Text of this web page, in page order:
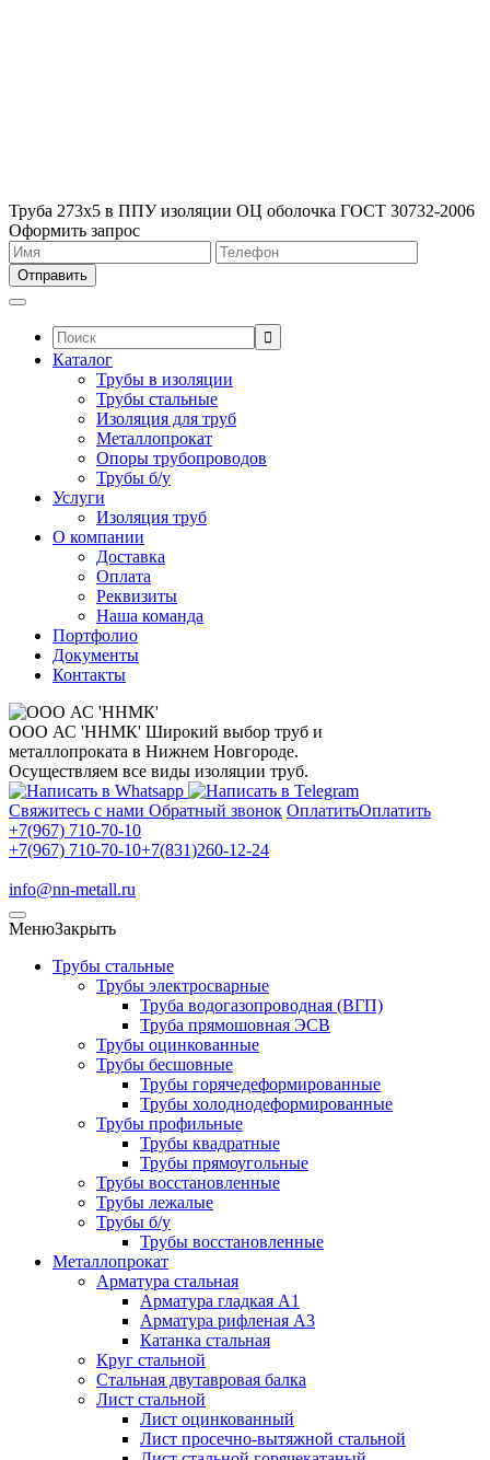
Труба 273х5 в ППУ изоляции ОЦ оболочка ГОСТ 30732-2006
Оформить запрос
Поиск:
Каталог
Трубы в изоляции
Трубы стальные
Изоляция для труб
Металлопрокат
Опоры трубопроводов
Трубы б/у
Услуги
Изоляция труб
О компании
Доставка
Оплата
Реквизиты
Наша команда
Портфолио
Документы
Контакты
ООО АС 'ННМК' Широкий выбор труб и
металлопроката в Нижнем Новгороде.
Осуществляем все виды изоляции труб.
Свяжитесь с нами Обратный звонок ОплатитьОплатить
+7(967) 710-70-10
+7(967) 710-70-10+7(831)260-12-24
info@nn-metall.ru
МенюЗакрыть
Трубы стальные
Трубы электросварные
Труба водогазопроводная (ВГП)
Труба прямошовная ЭСВ
Трубы оцинкованные
Трубы бесшовные
Трубы горячедеформированные
Трубы холоднодеформированные
Трубы профильные
Трубы квадратные
Трубы прямоугольные
Трубы восстановленные
Трубы лежалые
Трубы б/у
Трубы восстановленные
Металлопрокат
Арматура стальная
Арматура гладкая А1
Арматура рифленая А3
Катанка стальная
Круг стальной
Стальная двутавровая балка
Лист стальной
Лист оцинкованный
Лист просечно-вытяжной стальной